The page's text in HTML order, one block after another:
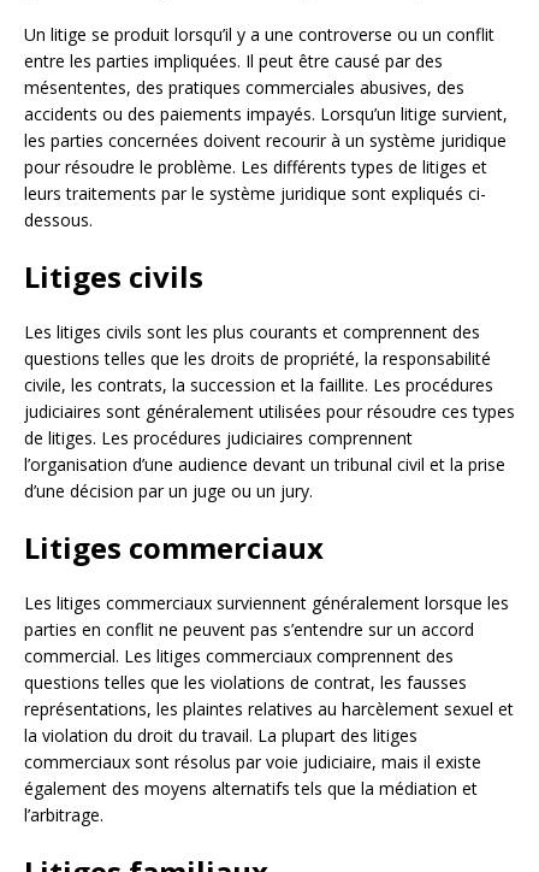
Un litige se produit lorsqu’il y a une controverse ou un conflit
entre les parties impliquées. Il peut être causé par des
mésententes, des pratiques commerciales abusives, des
accidents ou des paiements impayés. Lorsqu’un litige survient,
les parties concernées doivent recourir à un système juridique
pour résoudre le problème. Les différents types de litiges et
leurs traitements par le système juridique sont expliqués ci-
dessous.
Litiges civils
Les litiges civils sont les plus courants et comprennent des
questions telles que les droits de propriété, la responsabilité
civile, les contrats, la succession et la faillite. Les procédures
judiciaires sont généralement utilisées pour résoudre ces types
de litiges. Les procédures judiciaires comprennent
l’organisation d’une audience devant un tribunal civil et la prise
d’une décision par un juge ou un jury.
Litiges commerciaux
Les litiges commerciaux surviennent généralement lorsque les
parties en conflit ne peuvent pas s’entendre sur un accord
commercial. Les litiges commerciaux comprennent des
questions telles que les violations de contrat, les fausses
représentations, les plaintes relatives au harcèlement sexuel et
la violation du droit du travail. La plupart des litiges
commerciaux sont résolus par voie judiciaire, mais il existe
également des moyens alternatifs tels que la médiation et
l’arbitrage.